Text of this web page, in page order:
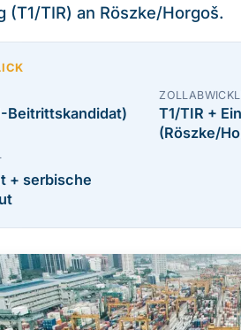
(T1/TIR) an Röszke/Horgoš.
Beitrittskandidat)
T1/TIR +
(Röszke/
+ serbische